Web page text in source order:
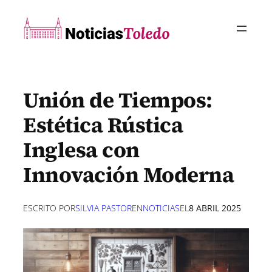
contenido
Unión de Tiempos:
Estética Rústica
Inglesa con
Innovación Moderna
ESCRITO PORSILVIA PASTORENNOTICIASEL8 ABRIL 2025